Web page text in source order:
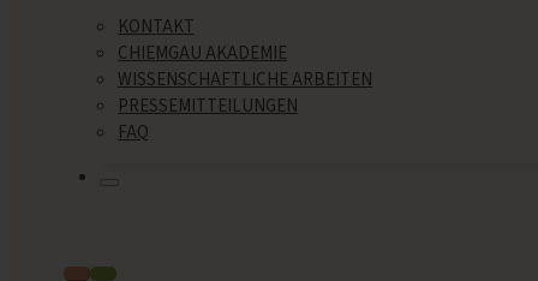
KONTAKT
CHIEMGAU AKADEMIE
WISSENSCHAFTLICHE ARBEITEN
PRESSEMITTEILUNGEN
FAQ